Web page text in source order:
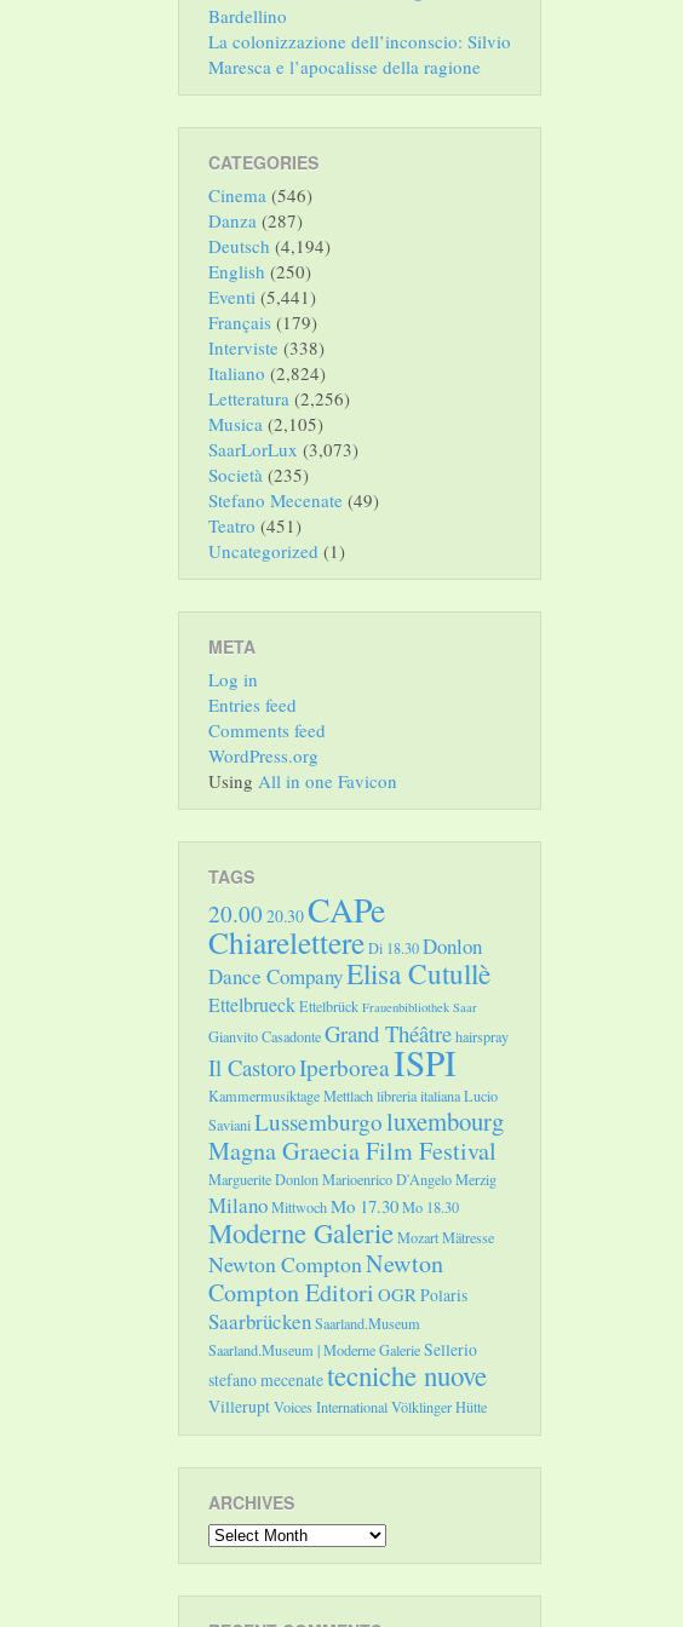
Bardellino
La colonizzazione dell’inconscio: Silvio
Maresca e l’apocalisse della ragione
CATEGORIES
Cinema (546)
Danza (287)
Deutsch (4,194)
English (250)
Eventi (5,441)
Français (179)
Interviste (338)
Italiano (2,824)
Letteratura (2,256)
Musica (2,105)
SaarLorLux (3,073)
Società (235)
Stefano Mecenate (49)
Teatro (451)
Uncategorized (1)
META
Log in
Entries feed
Comments feed
WordPress.org
Using All in one Favicon
TAGS
20.00 20.30CAPe
ChiarelettereDi 18.30Donlon
Dance CompanyElisa Cutullè
EttelbrueckEttelbrück Frauenbibliothek Saar
Gianvito CasadonteGrand Théâtrehairspray
Il CastoroIperboreaISPI
Kammermusiktage Mettlachlibreria italianaLucio
SavianiLussemburgoluxembourg
Magna Graecia Film Festival
Marguerite DonlonMarioenrico D'AngeloMerzig
MilanoMittwochMo 17.30Mo 18.30
Moderne GalerieMozartMätresse
Newton ComptonNewton
Compton Editori OGRPolaris
SaarbrückenSaarland.Museum
Saarland.Museum | Moderne GalerieSellerio
stefano mecenatetecniche nuove
VilleruptVoices InternationalVölklinger Hütte
ARCHIVES
Archives